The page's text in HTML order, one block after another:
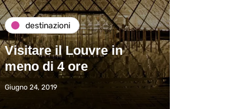
destinazioni
Visitare il Louvre in
meno di 4 ore
Giugno 24, 2019